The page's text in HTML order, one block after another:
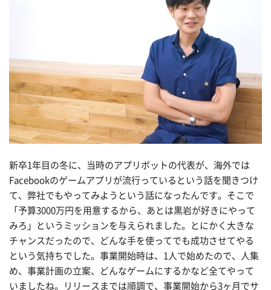
新卒1年目の冬に、当時のアプリボットの代表が、海外では
Facebookのゲームアプリが流行っているという話を聞きつけ
て、弊社でもやってみようという話になったんです。そこで
「予算3000万円を用意するから、あとは黒岩が好きにやって
みろ」というミッションを与えられました。とにかく大きな
チャンスだったので、どんな手を使ってでも成功させてやる
という気持ちでした。事業開始時は、1人で始めたので、人集
め、事業計画の立案、どんなゲームにするかなど全てやって
いましたね。リリースまでは順調で、事業開始から3ヶ月でサ